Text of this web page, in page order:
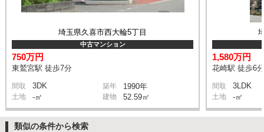
埼玉県久喜市西大輪5丁目
中古マンション
750万円
東鷲宮駅 徒歩7分
間取 3DK 築年 1990年
土地 -㎡ 建物 52.59㎡
1,580万円
花崎駅 徒歩6分
間取 3LDK
土地 -㎡
類似の条件から検索